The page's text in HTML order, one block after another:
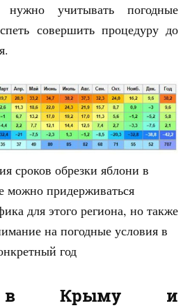
учитывать погодные
совершить процедуру до
сроков обрезки яблони в
можно придерживаться
для этого региона, но также
на погодные условия в
год
в Крыму и